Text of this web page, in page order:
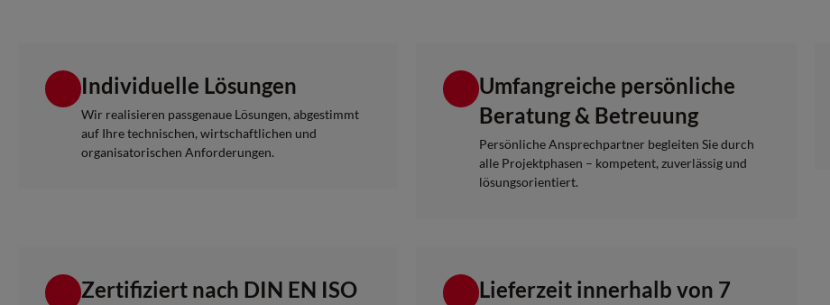
Individuelle Lösungen
Wir realisieren passgenaue Lösungen, abgestimmt
auf Ihre technischen, wirtschaftlichen und
organisatorischen Anforderungen.
Umfangreiche persönliche
Beratung & Betreuung
Persönliche Ansprechpartner begleiten Sie durch
alle Projektphasen – kompetent, zuverlässig und
lösungsorientiert.
Zertifiziert nach DIN EN ISO
Lieferzeit innerhalb von 7